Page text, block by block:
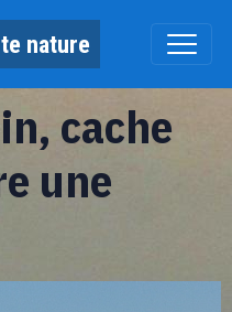
nature
cache
une